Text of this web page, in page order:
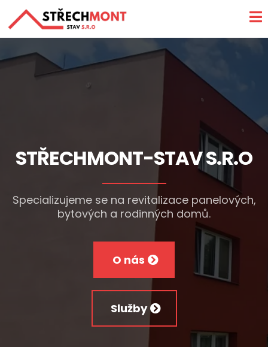
STŘECHMONT-STAV S.R.O
Specializujeme se na revitalizace panelových,
bytových a rodinných domů.
O nás
Služby